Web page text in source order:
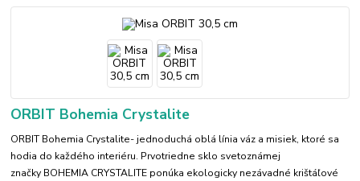
ORBIT Bohemia Crystalite
ORBIT Bohemia Crystalite- jednoduchá oblá línia váz a misiek, ktoré sa
hodia do každého interiéru. Prvotriedne sklo svetoznámej
značky BOHEMIA CRYSTALITE ponúka ekologicky nezávadné krištáľové